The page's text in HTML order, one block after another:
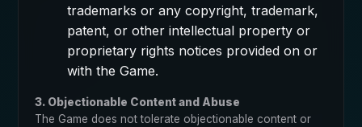
trademarks or any copyright, trademark,
patent, or other intellectual property or
proprietary rights notices provided on or
with the Game.
3. Objectionable Content and Abuse
The Game does not tolerate objectionable content or